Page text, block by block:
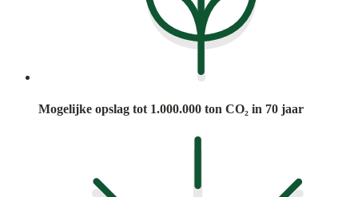
Mogelijke opslag tot 1.000.000 ton CO₂ in 70 jaar